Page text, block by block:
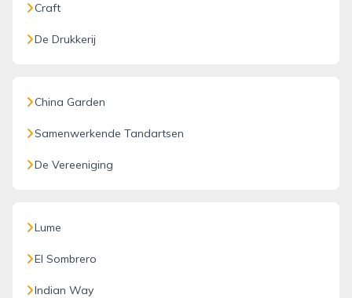
Craft
De Drukkerij
China Garden
Samenwerkende Tandartsen
De Vereeniging
Lume
El Sombrero
Indian Way